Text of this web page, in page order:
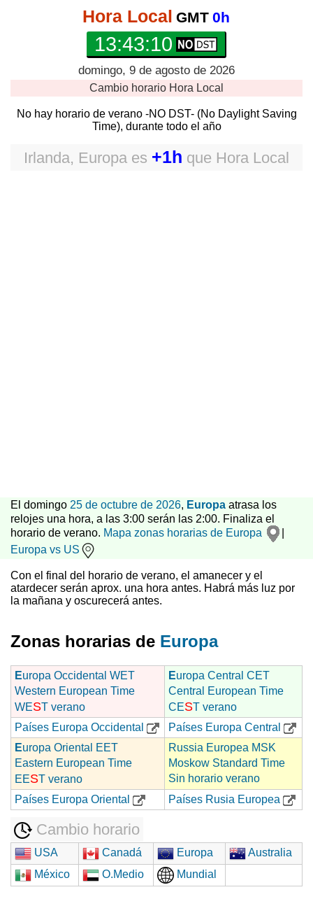
Hora Local GMT 0h
13:43:10
domingo, 9 de agosto de 2026
Cambio horario Hora Local
No hay horario de verano -NO DST- (No Daylight Saving
Time), durante todo el año
Irlanda, Europa es +1h que Hora Local
El domingo 25 de octubre de 2026, Europa atrasa los
relojes una hora, a las 3:00 serán las 2:00. Finaliza el
horario de verano. Mapa zonas horarias de Europa
Europa vs US
Con el final del horario de verano, el amanecer y el
atardecer serán aprox. una hora antes. Habrá más luz por
la mañana y oscurecerá antes.
Zonas horarias de Europa
Europa Occidental WET
Western European Time
WEST verano
Europa Central CET
Central European Time
CEST verano
Países Europa Occidental
Países Europa Central
Europa Oriental EET
Eastern European Time
EEST verano
Russia Europea MSK
Moskow Standard Time
Sin horario verano
Países Europa Oriental
Países Rusia Europea
Cambio horario
USA Canadá Europa
Australia
México
O.Medio Mundial